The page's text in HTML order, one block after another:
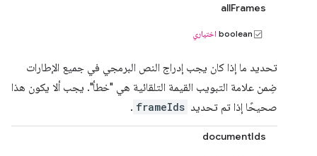
allFrames
boolean اختياري
تحديد ما إذا كان يجب إدراج النص البرمجي في جميع الإطارات
ضِمن علامة التبويب القيمة التلقائية هي "خطأ". يجب ألا يكون هذا
صحيحًا إذا تم تحديد frameIds
.
documentIds